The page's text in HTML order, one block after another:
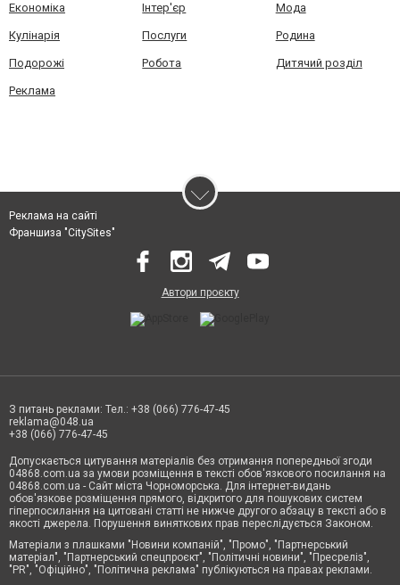
Економіка Інтер'єр Мода
Кулінарія Послуги Родина
Подорожі Робота Дитячий розділ
Реклама
Реклама на сайті
Франшиза "CitySites"
Автори проєкту
З питань реклами: Тел.: +38 (066) 776-47-45
reklama@048.ua
+38 (066) 776-47-45
Допускається цитування матеріалів без отримання попередньої згоди
04868.com.ua за умови розміщення в тексті обов'язкового посилання на
04868.com.ua - Сайт міста Чорноморська. Для інтернет-видань
обов'язкове розміщення прямого, відкритого для пошукових систем
гіперпосилання на цитовані статті не нижче другого абзацу в тексті або в
якості джерела. Порушення виняткових прав переслідується Законом.
Матеріали з плашками "Новини компаній", "Промо", "Партнерський
матеріал", "Партнерський спецпроєкт", "Політичні новини", "Пресреліз",
"PR", "Офіційно", "Політична реклама" публікуються на правах реклами.